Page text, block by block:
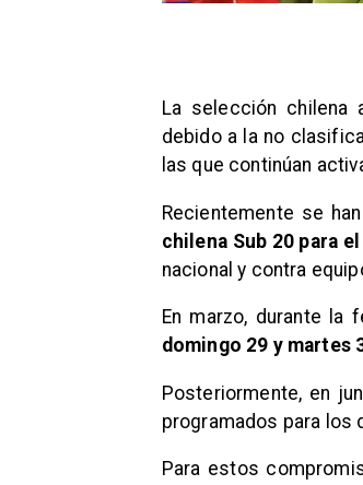
La selección chilena
debido a la no
las que continúan
Recientemente se
chilena Sub 20 para
nacional y contra
En marzo, durante la
domingo 29 y martes
Posteriormente, en
programados para los
Para estos